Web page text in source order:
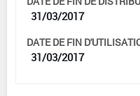
31/03/2017
DATE DE FIN
31/03/2017